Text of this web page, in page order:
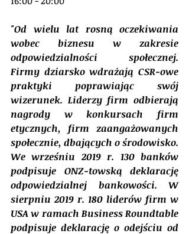
"Od wielu lat rosną oczekiwania
wobec biznesu w zakresie
odpowiedzialności społecznej.
Firmy dziarsko wdrażają CSR-owe
praktyki poprawiając swój
wizerunek. Liderzy firm odbierają
nagrody w konkursach firm
etycznych, firm zaangażowanych
społecznie, dbających o środowisko.
We wrześniu 2019 r. 130 banków
podpisuje ONZ-towską deklarację
odpowiedzialnej bankowości. W
sierpniu 2019 r. 180 liderów firm w
USA w ramach Business Roundtable
podpisuje deklarację o odejściu od